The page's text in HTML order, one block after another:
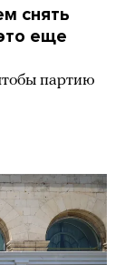
снять
еще
партию